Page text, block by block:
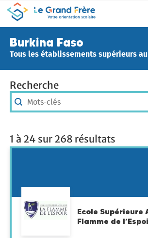
Burkina Faso
Tous les établissements supérieurs
Recherche
Recherche
Recherche
1 à 24 sur 268 résultats
Ecole Supérieure
Flamme de